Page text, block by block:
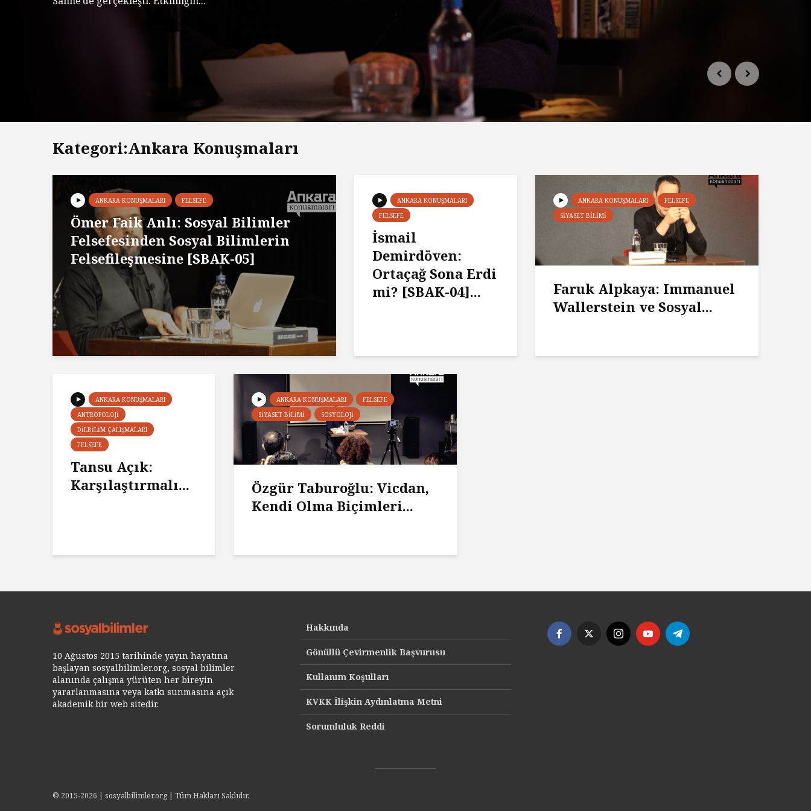
Kategori:Ankara Konuşmaları
ANKARA KONUŞMALARI FELSEFE
Ömer Faik Anlı: Sosyal Bilimler
Felsefesinden Sosyal Bilimlerin
Felsefileşmesine [SBAK-05]
ANKARA KONUŞMALARI
FELSEFE
İsmail
Demirdöven:
Ortaçağ Sona Erdi
mi? [SBAK-04]...
ANKARA KONUŞMALARI
FELSEFE
SIYASET BILIMI
Faruk Alpkaya: Immanuel
Wallerstein ve Sosyal...
ANKARA KONUŞMALARI
ANTROPOLOJI
DILBILIM ÇALIŞMALARI
FELSEFE
Tansu Açık:
Karşılaştırmalı...
ANKARA KONUŞMALARI
FELSEFE
SIYASET BILIMI
SOSYOLOJI
Özgür Taburoğlu: Vicdan,
Kendi Olma Biçimleri...
10 Ağustos 2015 tarihinde yayın hayatına
başlayan sosyalbilimler.org, sosyal bilimler
alanında çalışma yürüten her bireyin
yararlanmasına veya katkı sunmasına açık
akademik bir web sitedir.
Hakkında
Gönüllü Çevirmenlik Başvurusu
Kullanım Koşulları
KVKK İlişkin Aydınlatma Metni
Sorumluluk Reddi
© 2015-2026 | sosyalbilimler.org | Tüm Hakları Saklıdır.